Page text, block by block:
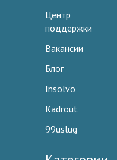
Центр
поддержки
Вакансии
Блог
Insolvo
Kadrout
99uslug